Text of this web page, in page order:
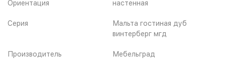
Ориентация настенная
Серия
Мальта гостиная дуб
винтерберг мгд
Производитель Мебельград